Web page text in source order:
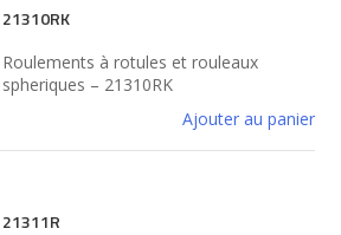
21310RK
Roulements à rotules et rouleaux
spheriques – 21310RK
Ajouter au panier
21311R